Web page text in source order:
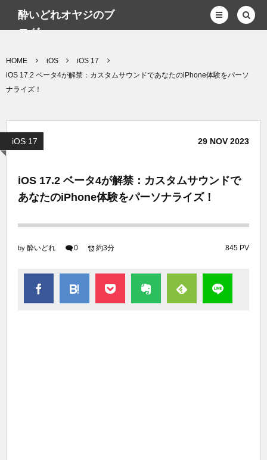
酔いどれオヤジのブ
ログwp
HOME iOS
iOS 17
iOS 17.2 ベータ4が解禁：カスタムサウンドであなたのiPhone体験をパーソ
ナライズ！
iOS 17 29 NOV 2023
iOS 17.2 ベータ4が解禁：カスタムサウンドで
あなたのiPhone体験をパーソナライズ！
by 酔いどれ 0 845 PV
約3分